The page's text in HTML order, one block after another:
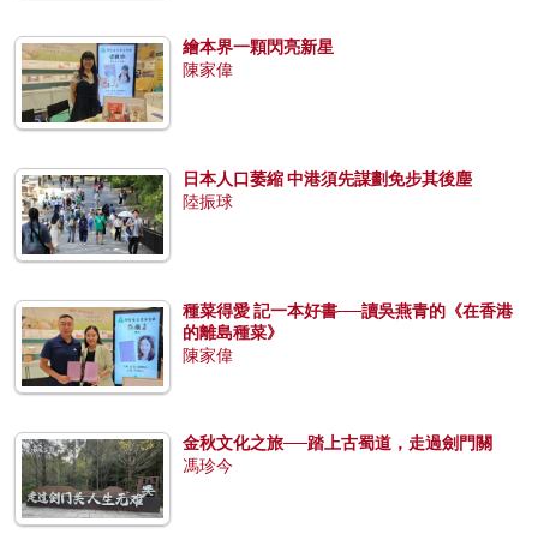
繪本界一顆閃亮新星
陳家偉
日本人口萎縮 中港須先謀劃免步其後塵
陸振球
種菜得愛 記一本好書──讀吳燕青的《在香港
的離島種菜》
陳家偉
金秋文化之旅──踏上古蜀道，走過劍門關
馮珍今